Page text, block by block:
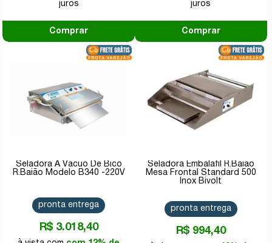
Comprar Comprar
Seladora A Vácuo De Bico
R.Baião Modelo B340 -220V
R$ 3.018,40
pronta entrega
Seladora Embalafil R.Baião
Mesa Frontal Standard 500
Inox Bivolt
R$ 994,40
pronta entrega